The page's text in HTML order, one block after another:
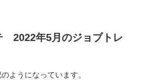
2022年5月のジョブトレ
ようになっています。